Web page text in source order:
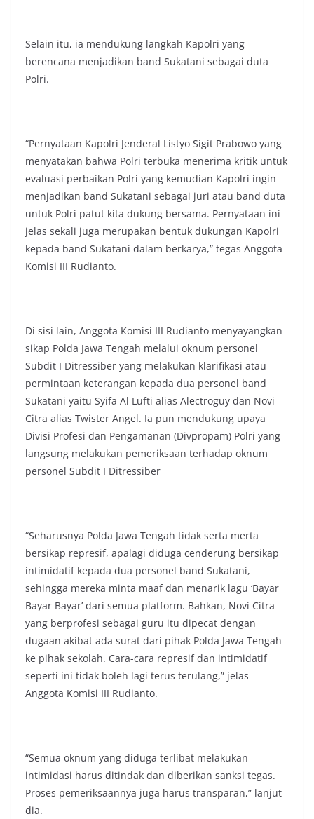
Selain itu, ia mendukung langkah Kapolri yang
berencana menjadikan band Sukatani sebagai duta
Polri.
“Pernyataan Kapolri Jenderal Listyo Sigit Prabowo yang
menyatakan bahwa Polri terbuka menerima kritik untuk
evaluasi perbaikan Polri yang kemudian Kapolri ingin
menjadikan band Sukatani sebagai juri atau band duta
untuk Polri patut kita dukung bersama. Pernyataan ini
jelas sekali juga merupakan bentuk dukungan Kapolri
kepada band Sukatani dalam berkarya,” tegas Anggota
Komisi III Rudianto.
Di sisi lain, Anggota Komisi III Rudianto menyayangkan
sikap Polda Jawa Tengah melalui oknum personel
Subdit I Ditressiber yang melakukan klarifikasi atau
permintaan keterangan kepada dua personel band
Sukatani yaitu Syifa Al Lufti alias Alectroguy dan Novi
Citra alias Twister Angel. Ia pun mendukung upaya
Divisi Profesi dan Pengamanan (Divpropam) Polri yang
langsung melakukan pemeriksaan terhadap oknum
personel Subdit I Ditressiber
“Seharusnya Polda Jawa Tengah tidak serta merta
bersikap represif, apalagi diduga cenderung bersikap
intimidatif kepada dua personel band Sukatani,
sehingga mereka minta maaf dan menarik lagu ‘Bayar
Bayar Bayar’ dari semua platform. Bahkan, Novi Citra
yang berprofesi sebagai guru itu dipecat dengan
dugaan akibat ada surat dari pihak Polda Jawa Tengah
ke pihak sekolah. Cara-cara represif dan intimidatif
seperti ini tidak boleh lagi terus terulang,” jelas
Anggota Komisi III Rudianto.
“Semua oknum yang diduga terlibat melakukan
intimidasi harus ditindak dan diberikan sanksi tegas.
Proses pemeriksaannya juga harus transparan,” lanjut
dia.